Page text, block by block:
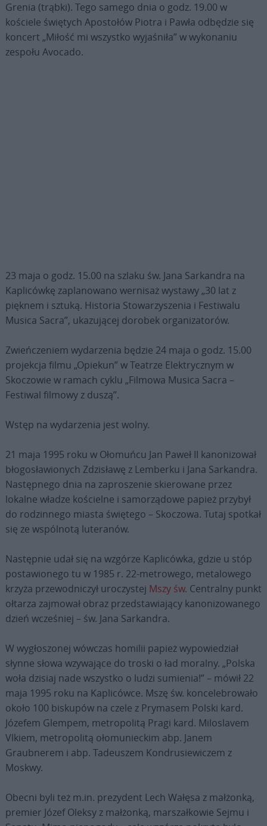
Grenia (trąbki). Tego samego dnia o godz. 19.00 w
kościele świętych Apostołów Piotra i Pawła odbędzie się
koncert „Miłość mi wszystko wyjaśniła” w wykonaniu
zespołu Avocado.
23 maja o godz. 15.00 na szlaku św. Jana Sarkandra na
Kaplicówkę zaplanowano wernisaż wystawy „30 lat z
pięknem i sztuką. Historia Stowarzyszenia i Festiwalu
Musica Sacra”, ukazującej dorobek organizatorów.
Zwieńczeniem wydarzenia będzie 24 maja o godz. 15.00
projekcja filmu „Opiekun” w Teatrze Elektrycznym w
Skoczowie w ramach cyklu „Filmowa Musica Sacra –
Festiwal filmowy z duszą”.
Wstęp na wydarzenia jest wolny.
21 maja 1995 roku w Ołomuńcu Jan Paweł II kanonizował
błogosławionych Zdzisławę z Lemberku i Jana Sarkandra.
Następnego dnia na zaproszenie skierowane przez
lokalne władze kościelne i samorządowe papież przybył
do rodzinnego miasta świętego – Skoczowa. Tutaj spotkał
się ze wspólnotą luteranów.
Następnie udał się na wzgórze Kaplicówka, gdzie u stóp
postawionego tu w 1985 r. 22-metrowego, metalowego
krzyża przewodniczył uroczystej Mszy św. Centralny punkt
ołtarza zajmował obraz przedstawiający kanonizowanego
dzień wcześniej – św. Jana Sarkandra.
W wygłoszonej wówczas homilii papież wypowiedział
słynne słowa wzywające do troski o ład moralny. „Polska
woła dzisiaj nade wszystko o ludzi sumienia!” – mówił 22
maja 1995 roku na Kaplicówce. Mszę św. koncelebrowało
około 100 biskupów na czele z Prymasem Polski kard.
Józefem Glempem, metropolitą Pragi kard. Miloslavem
Vlkiem, metropolitą ołomunieckim abp. Janem
Graubnerem i abp. Tadeuszem Kondrusiewiczem z
Moskwy.
Obecni byli też m.in. prezydent Lech Wałęsa z małżonką,
premier Józef Oleksy z małżonką, marszałkowie Sejmu i